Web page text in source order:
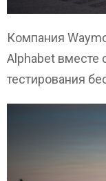
Компания
Alphabet вместе
тестирования